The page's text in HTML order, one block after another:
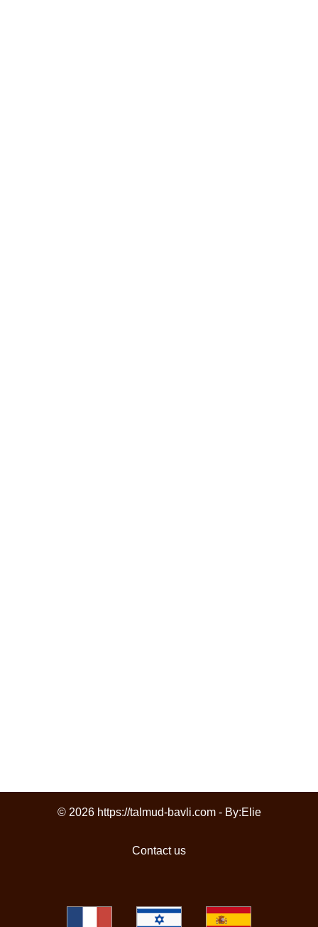
© 2026 https://talmud-bavli.com - By:Elie
Contact us